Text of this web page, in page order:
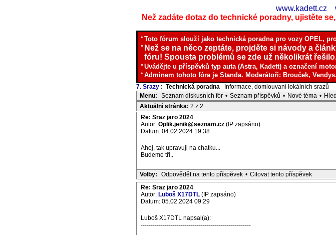
www.kadett.cz
Než zadáte dotaz do technické poradny, ujistěte
*Toto fórum slouží jako technická poradna pro vozy OPEL,
* Než se na něco zeptáte, projděte si návody a
fóru! Spousta problémů se zde už několikrát
*Uvádějte u příspěvků typ auta (Astra, Kadett) a označení
*Adminem tohoto fóra je Standa. Moderátoři: Brouček, Vendys.
7. Srazy : Technická poradna Informace, domlouvaní lokálních srazů
Menu: Seznam diskusních fór • Seznam příspěvků • Nové téma •
Aktuální stránka: 2 z 2
Re: Sraz jaro 2024
Autor: Oplik.jenik@seznam.cz (IP zapsáno)
Datum: 04.02.2024 19:38
Ahoj, tak upravuji na chatku...
Budeme tři..
Volby: Odpovědět na tento příspěvek • Citovat tento příspěvek
Re: Sraz jaro 2024
Autor: Luboš X17DTL (IP zapsáno)
Datum: 05.02.2024 09:29
Luboš X17DTL napsal(a):
-------------------------------------------------------